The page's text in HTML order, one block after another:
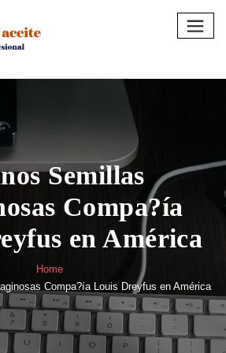
Semillas
Compa?ía
en América
Home
Compa?ía Louis Dreyfus en América